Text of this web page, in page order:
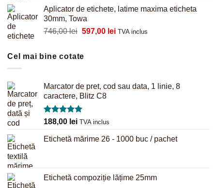
a
fost:
64,00 lei.
este:
Aplicator de etichete, latime maxima eticheta
30mm, Towa
746,00lei Prețul
fost:
597,00 leiPrețul
TVA inclus
Cel mai bine cotate
Marcator de pret, cod sau data, 1 linie, 8
caractere, Blitz C8
Evaluat la
188,00 lei TVA inclus
Etichetă mărime 26 - 1000 buc / pachet
Etichetă compoziție lățime 25mm